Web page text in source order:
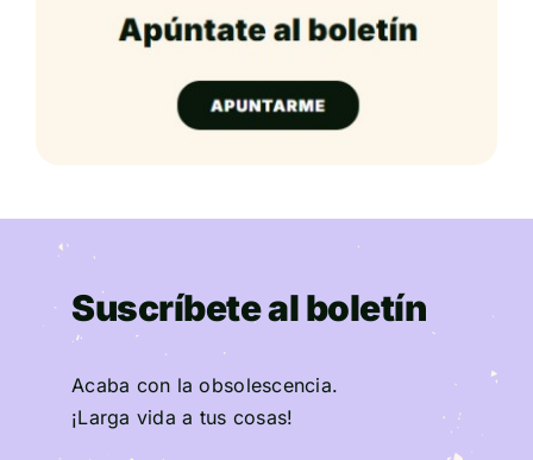
Suscríbete al boletín
Acaba con la obsolescencia.
¡Larga vida a tus cosas!